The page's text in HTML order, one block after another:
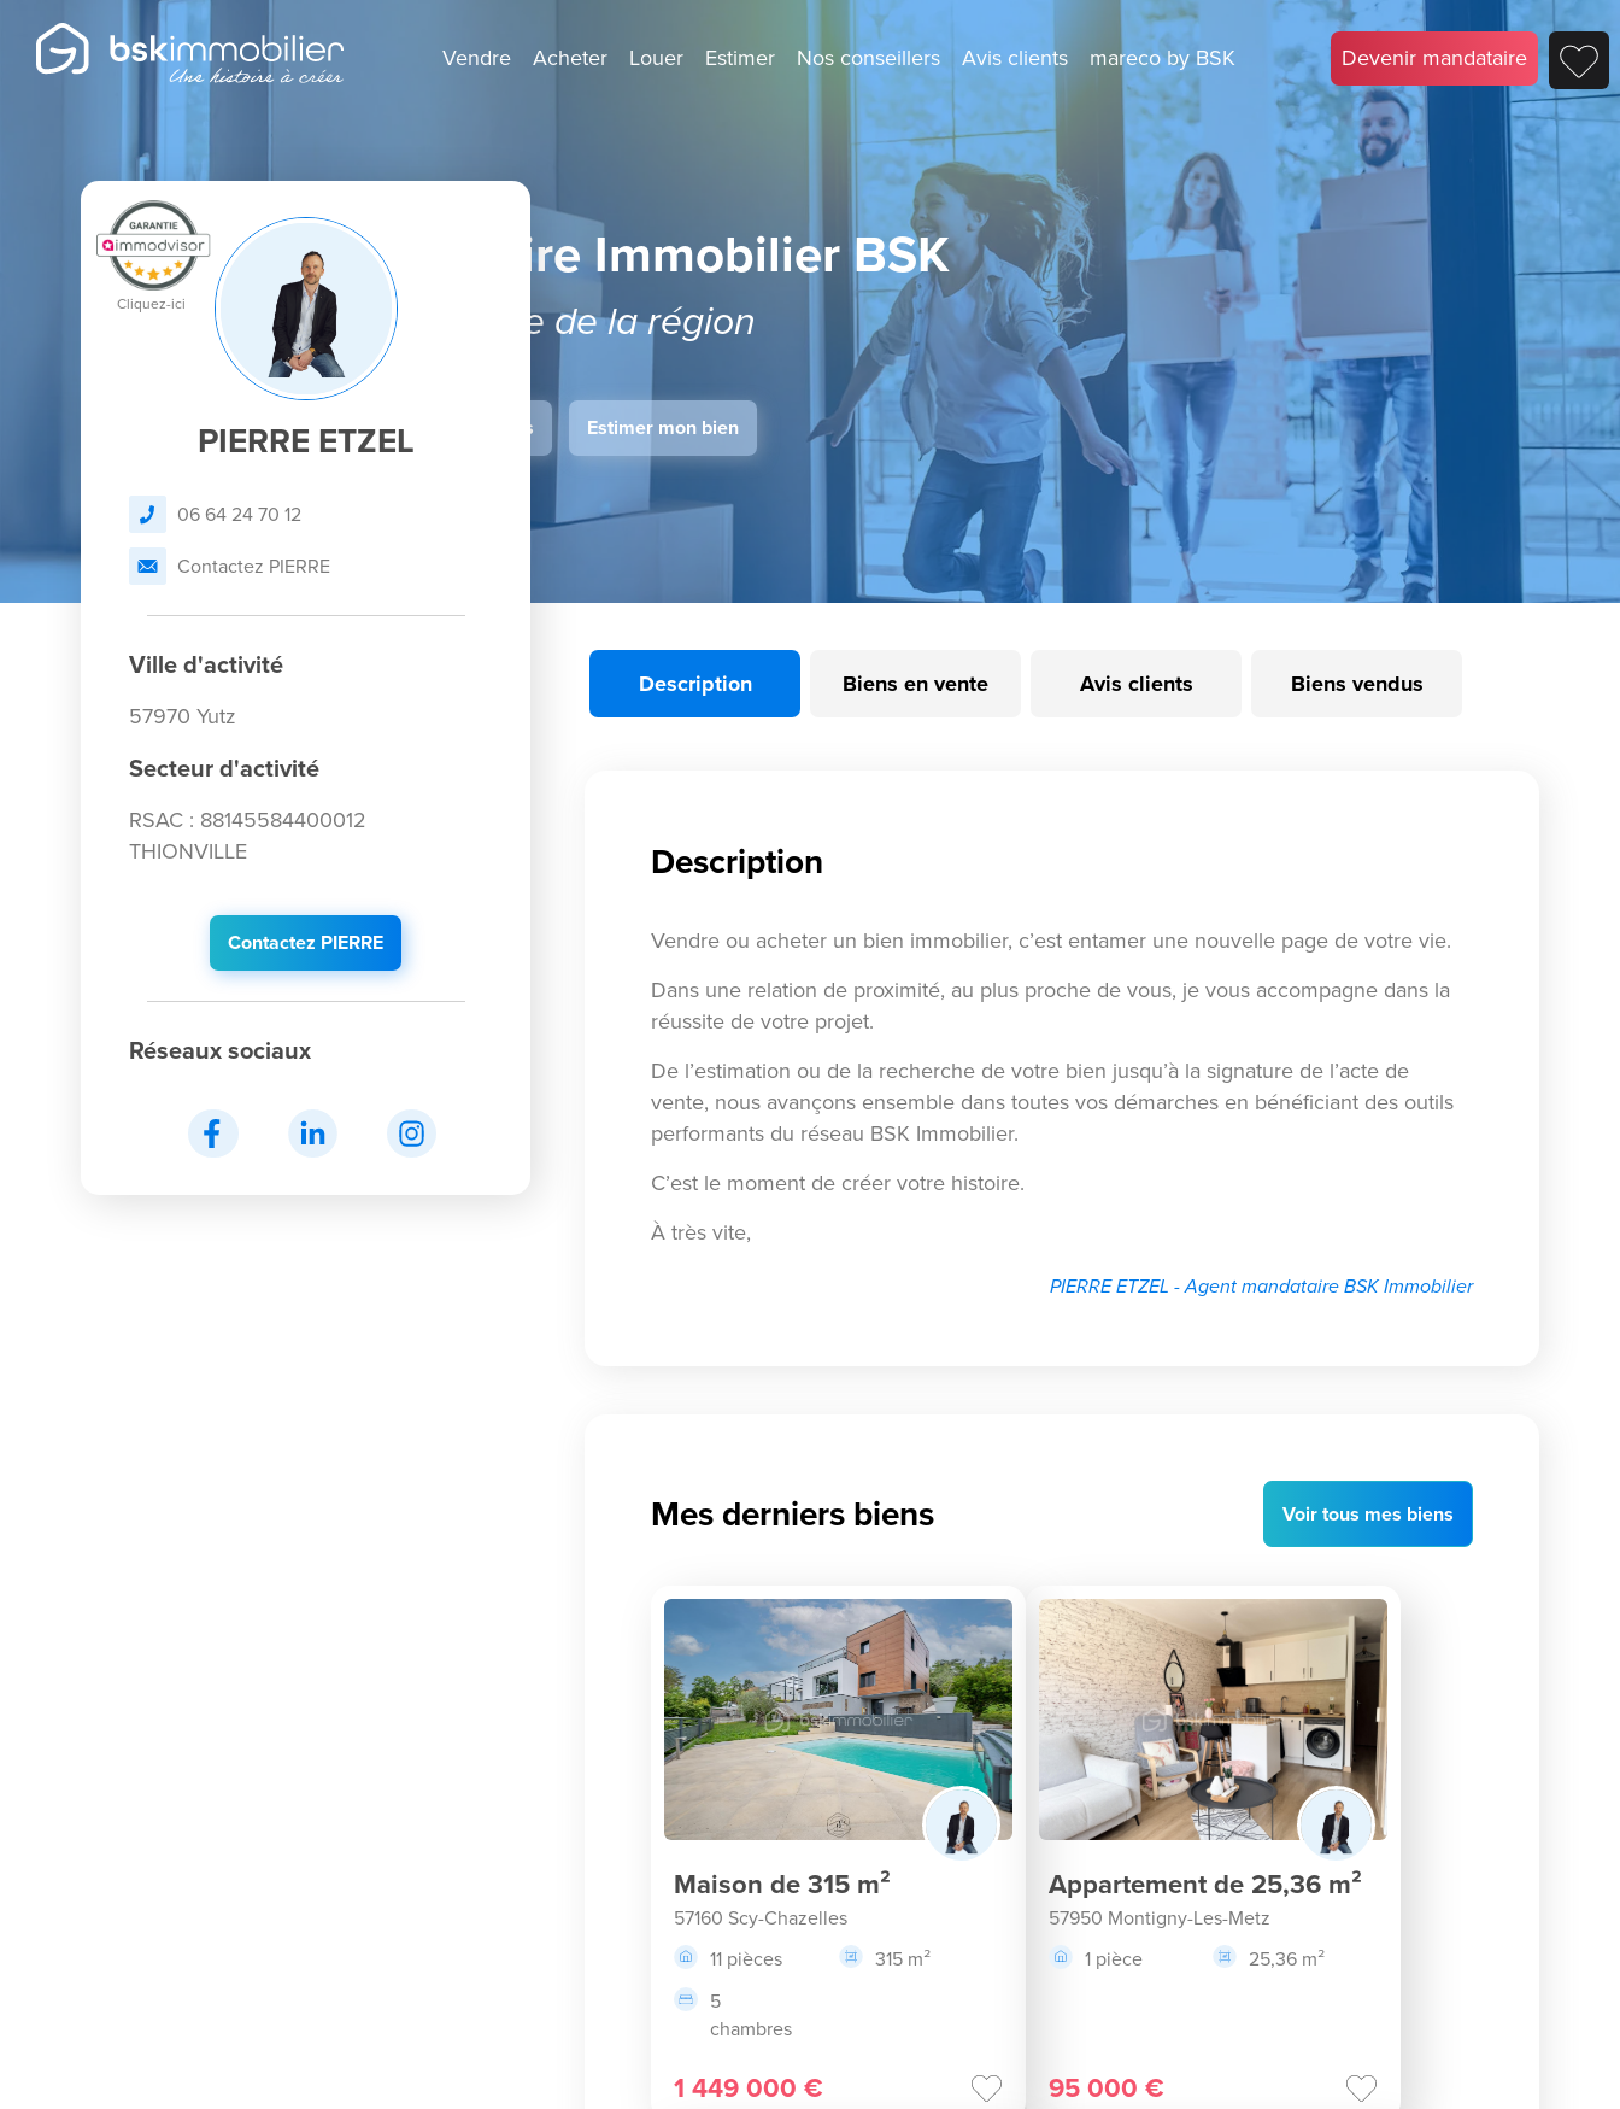
Vendre Acheter Louer Estimer Nos conseillers Avis clients mareco by BSK Devenir mandataire
Agent Mandataire Immobilier BSK
Spécialiste de la région
Je dépose un avis Estimer mon bien
PIERRE ETZEL
06 64 24 70 12
Contactez PIERRE
Ville d'activité
57970 Yutz
Secteur d'activité
RSAC : 88145584400012
THIONVILLE
Contactez PIERRE
Réseaux sociaux
Description Biens en vente Avis clients Biens vendus
Description
Vendre ou acheter un bien immobilier, c’est entamer une nouvelle page de votre vie.
Dans une relation de proximité, au plus proche de vous, je vous accompagne dans la
réussite de votre projet.
De l’estimation ou de la recherche de votre bien jusqu’à la signature de l’acte de
vente, nous avançons ensemble dans toutes vos démarches en bénéficiant des outils
performants du réseau BSK Immobilier.
C’est le moment de créer votre histoire.
À très vite,
PIERRE ETZEL - Agent mandataire BSK Immobilier
Mes derniers biens Voirtous mes biens
Maison de 315 m²
57160 Scy-Chazelles
11 pièces
315 m²
5
chambres
1 449 000 €
Appartement de 25,36 m²
57950 Montigny-Les-Metz
1 pièce
25,36 m²
95 000 €